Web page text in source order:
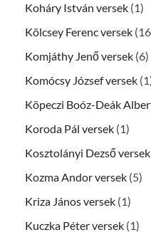
Koháry István versek (1)
Kölcsey Ferenc versek
Komjáthy Jenő versek (6)
Komócsy József versek
Köpeczi Boóz-Deák
Koroda Pál versek (1)
Kosztolányi Dezső versek
Kozma Andor versek (5)
Kriza János versek (1)
Kuczka Péter versek (1)